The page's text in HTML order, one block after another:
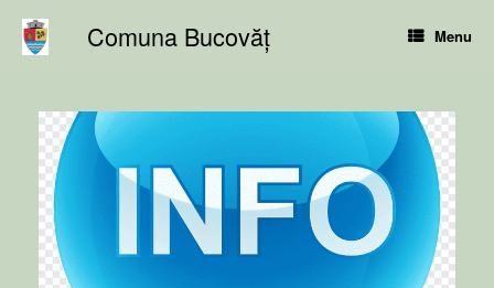
content
Comuna Bucovăț Menu